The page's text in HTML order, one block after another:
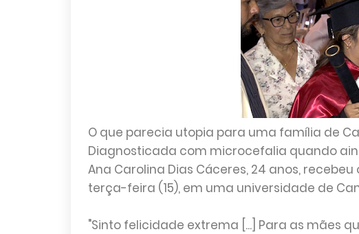
O que parecia utopia para uma família de
Diagnosticada com microcefalia quando
Ana Carolina Dias Cáceres, 24 anos,
terça-feira (15), em uma universidade de
"Sinto felicidade extrema [...] Para as mães